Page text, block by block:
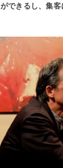
できるし、集